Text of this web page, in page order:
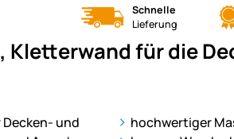
Schnelle
Lieferung
für die
hochwertiger